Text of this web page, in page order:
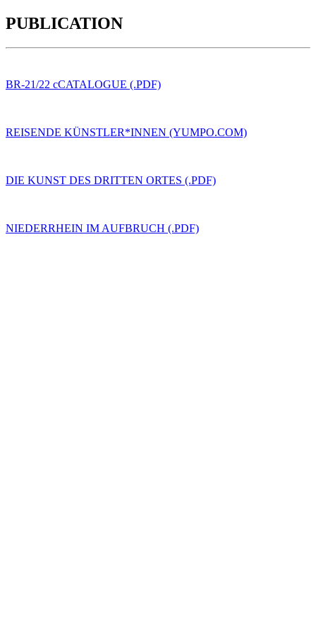
PUBLICATION
BR-21/22 cCATALOGUE (.PDF)
REISENDE KÜNSTLER*INNEN (YUMPO.COM)
DIE KUNST DES DRITTEN ORTES (.PDF)
NIEDERRHEIN IM AUFBRUCH (.PDF)